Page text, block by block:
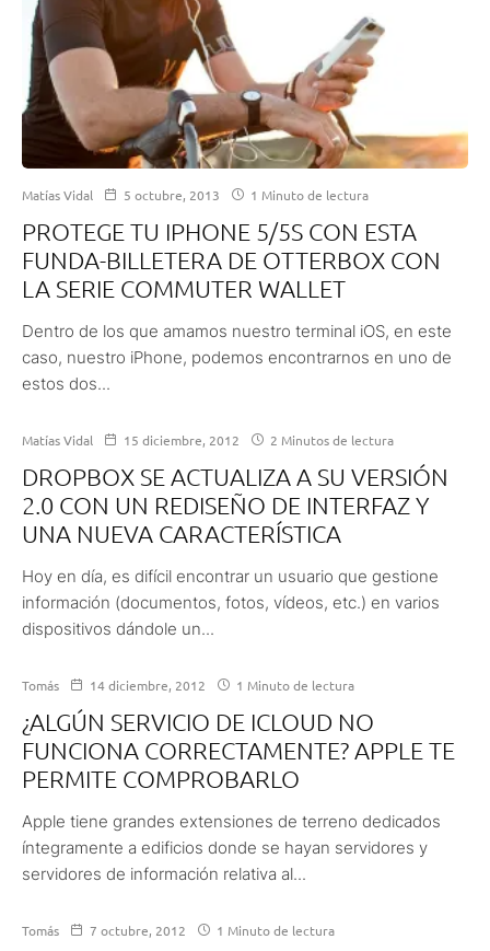
Matías Vidal 5 octubre, 2013 1 Minuto de lectura
PROTEGE TU IPHONE 5/5S CON ESTA
FUNDA-BILLETERA DE OTTERBOX CON
LA SERIE COMMUTER WALLET
Dentro de los que amamos nuestro terminal iOS, en este
caso, nuestro iPhone, podemos encontrarnos en uno de
estos dos...
Matías Vidal 15 diciembre, 2012 2 Minutos de lectura
DROPBOX SE ACTUALIZA A SU VERSIÓN
2.0 CON UN REDISEÑO DE INTERFAZ Y
UNA NUEVA CARACTERÍSTICA
Hoy en día, es difícil encontrar un usuario que gestione
información (documentos, fotos, vídeos, etc.) en varios
dispositivos dándole un...
Tomás 14 diciembre, 2012 1 Minuto de lectura
¿ALGÚN SERVICIO DE ICLOUD NO
FUNCIONA CORRECTAMENTE? APPLE TE
PERMITE COMPROBARLO
Apple tiene grandes extensiones de terreno dedicados
íntegramente a edificios donde se hayan servidores y
servidores de información relativa al...
Tomás 7 octubre, 2012 1 Minuto de lectura